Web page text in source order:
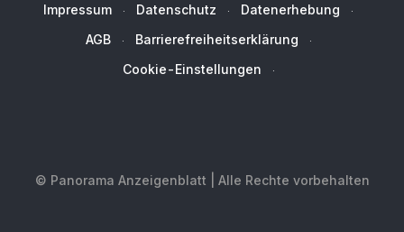
Impressum Datenschutz
Datenerhebung
AGB
Barrierefreiheitserklärung
Cookie-Einstellungen
© Panorama Anzeigenblatt | Alle Rechte vorbehalten